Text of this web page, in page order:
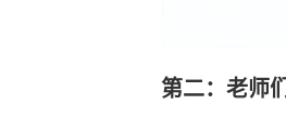
第二：老师